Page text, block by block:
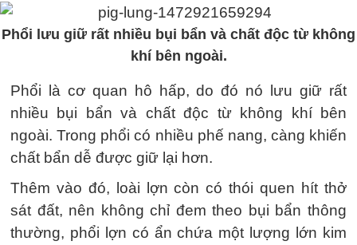
Phổi lưu giữ rất nhiều bụi bẩn và chất độc từ không
khí bên ngoài.
Phổi là cơ quan hô hấp, do đó nó lưu giữ rất
nhiều bụi bẩn và chất độc từ không khí bên
ngoài. Trong phổi có nhiều phế nang, càng khiến
chất bẩn dễ được giữ lại hơn.
Thêm vào đó, loài lợn còn có thói quen hít thở
sát đất, nên không chỉ đem theo bụi bẩn thông
thường, phổi lợn có ẩn chứa một lượng lớn kim